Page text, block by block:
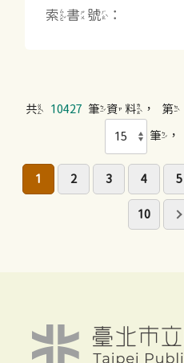
索書號：
共 10427 筆資料，第
筆，
1 2 3 4 5
10